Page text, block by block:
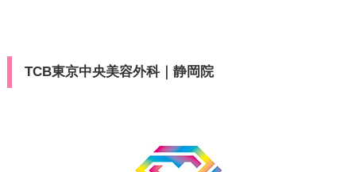
TCB東京中央美容外科｜静岡院